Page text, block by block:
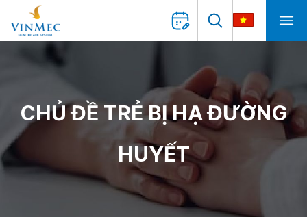
CHỦ ĐỀ TRẺ BỊ HẠ ĐƯỜNG
HUYẾT